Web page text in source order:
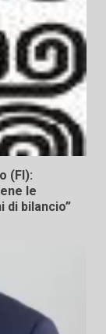
(FI):
le
di bilancio”